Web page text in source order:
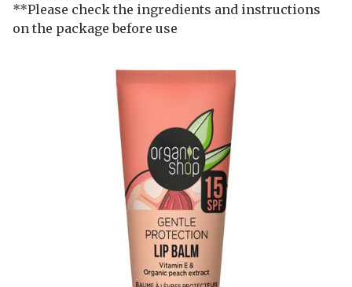
**Please check the ingredients and instructions
on the package before use